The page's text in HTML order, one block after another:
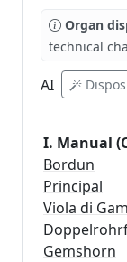
Organ
technical
AI
I. Manual
Bordun
Principal
Viola di
Gemshorn